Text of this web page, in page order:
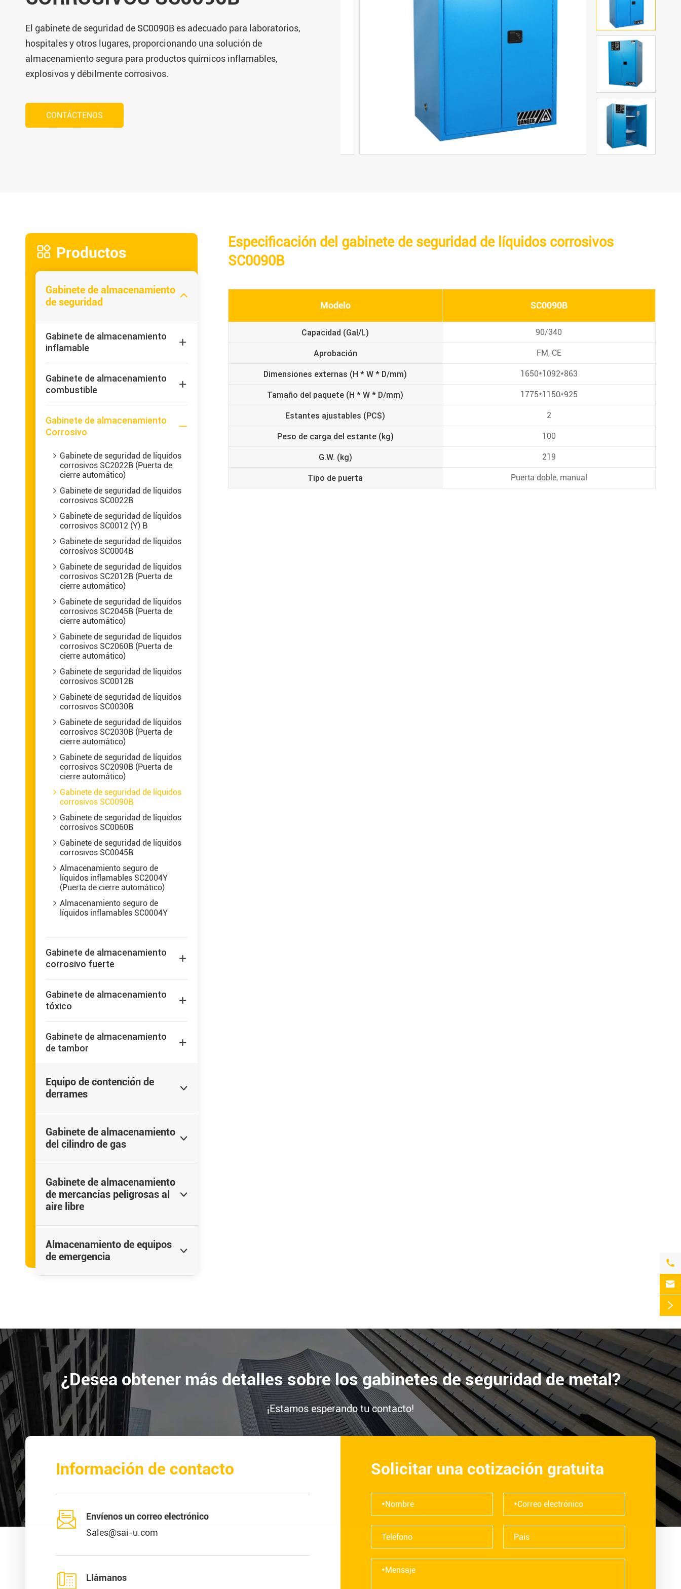
El gabinete de seguridad de SC0090B es adecuado para laboratorios,
hospitales y otros lugares, proporcionando una solución de
almacenamiento segura para productos químicos inflamables,
explosivos y débilmente corrosivos.
CONTÁCTENOS
 Productos
Gabinete de almacenamiento
de seguridad

Gabinete de almacenamiento
inflamable

Gabinete de almacenamiento
combustible

Gabinete de almacenamiento
Corrosivo


Gabinete de seguridad de líquidos
corrosivos SC2022B (Puerta de
cierre automático)

Gabinete de seguridad de líquidos
corrosivos SC0022B

Gabinete de seguridad de líquidos
corrosivos SC0012 (Y) B

Gabinete de seguridad de líquidos
corrosivos SC0004B

Gabinete de seguridad de líquidos
corrosivos SC2012B (Puerta de
cierre automático)

Gabinete de seguridad de líquidos
corrosivos SC2045B (Puerta de
cierre automático)

Gabinete de seguridad de líquidos
corrosivos SC2060B (Puerta de
cierre automático)

Gabinete de seguridad de líquidos
corrosivos SC0012B

Gabinete de seguridad de líquidos
corrosivos SC0030B

Gabinete de seguridad de líquidos
corrosivos SC2030B (Puerta de
cierre automático)

Gabinete de seguridad de líquidos
corrosivos SC2090B (Puerta de
cierre automático)

Gabinete de seguridad de líquidos
corrosivos SC0090B

Gabinete de seguridad de líquidos
corrosivos SC0060B

Gabinete de seguridad de líquidos
corrosivos SC0045B
 Almacenamiento seguro de
líquidos inflamables SC2004Y
(Puerta de cierre automático)
 Almacenamiento seguro de
líquidos inflamables SC0004Y
Gabinete de almacenamiento
corrosivo fuerte

Gabinete de almacenamiento
tóxico

Gabinete de almacenamiento
de tambor

Equipo de contención de
derrames

Gabinete de almacenamiento
del cilindro de gas

Gabinete de almacenamiento
de mercancías peligrosas al
aire libre

Almacenamiento de equipos
de emergencia

Especificación del gabinete de seguridad de líquidos corrosivos
SC0090B
Modelo SC0090B
Capacidad (Gal/L) 90/340
Aprobación FM, CE
Dimensiones externas (H * W * D/mm) 1650*1092*863
Tamaño del paquete (H * W * D/mm) 1775*1150*925
Estantes ajustables (PCS) 2
Peso de carga del estante (kg) 100
G.W. (kg) 219
Tipo de puerta Puerta doble, manual
¿Desea obtener más detalles sobre los gabinetes de seguridad de metal?
¡Estamos esperando tu contacto!
Información de contacto

Envíenos un correo electrónico
Sales@sai-u.com

Llámanos
Solicitar una cotización gratuita


